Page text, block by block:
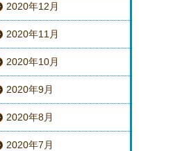
2020年12月
2020年11月
2020年10月
2020年9月
2020年8月
2020年7月